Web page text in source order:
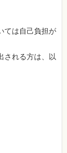
ては自己負担が
される方は、以